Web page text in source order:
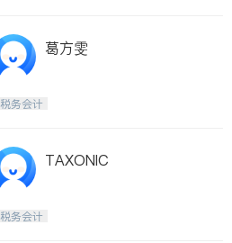
葛方雯
税务会计
TAXONIC
税务会计